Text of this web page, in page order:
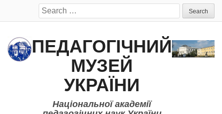
Search
for:
ПЕДАГОГІЧНИЙ
МУЗЕЙ
УКРАЇНИ
Національної академії